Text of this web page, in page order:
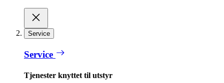
Service
Service
Tjenester knyttet til utstyr